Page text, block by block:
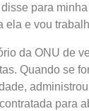
para minha
e vou
da ONU de
Quando se
para